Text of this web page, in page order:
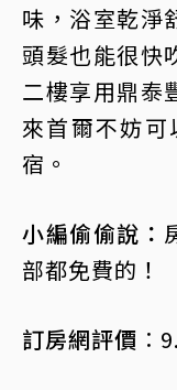
味，浴室乾淨
頭髮也能很快
二樓享用鼎泰
來首爾不妨可
宿。
小編偷偷說：
部都免費的！
訂房網評價︰